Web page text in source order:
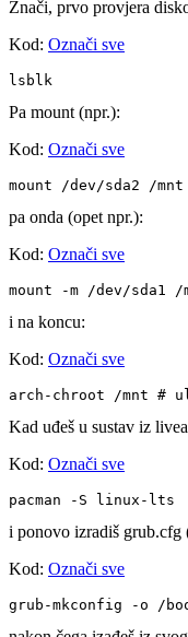
Znači, prvo provjera
Kod: Označi sve
lsblk
Pa mount (npr.):
Kod: Označi sve
pa onda (opet npr.):
Kod: Označi sve
mount -m /dev/
i na koncu:
Kod: Označi sve
arch-chroot /mnt #
Kad uđeš u sustav iz
Kod: Označi sve
pacman -S linux-lts
i ponovo izradiš grub.cfg
Kod: Označi sve
grub-mkconfig -o /